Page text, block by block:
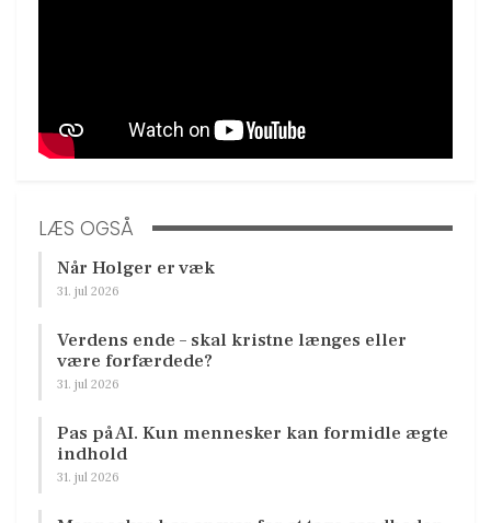
LÆS OGSÅ
Når Holger er væk
31. jul 2026
Verdens ende – skal kristne længes eller
være forfærdede?
31. jul 2026
Pas på AI. Kun mennesker kan formidle ægte
indhold
31. jul 2026